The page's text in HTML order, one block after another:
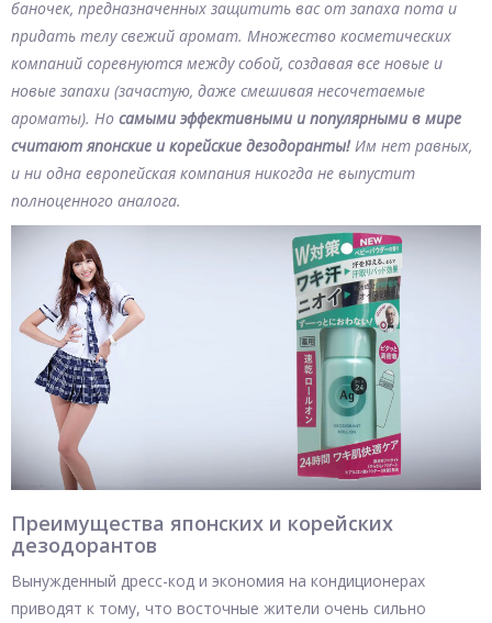
баночек, предназначенных защитить вас от запаха пота и
придать телу свежий аромат. Множество косметических
компаний соревнуются между собой, создавая все новые и
новые запахи (зачастую, даже смешивая несочетаемые
ароматы). Но самыми эффективными и популярными в мире
считают японские и корейские дезодоранты!Им нет равных,
и ни одна европейская компания никогда не выпустит
полноценного аналога.
Преимущества японских и корейских
дезодорантов
Вынужденный дресс-код и экономия на кондиционерах
приводят к тому, что восточные жители очень сильно